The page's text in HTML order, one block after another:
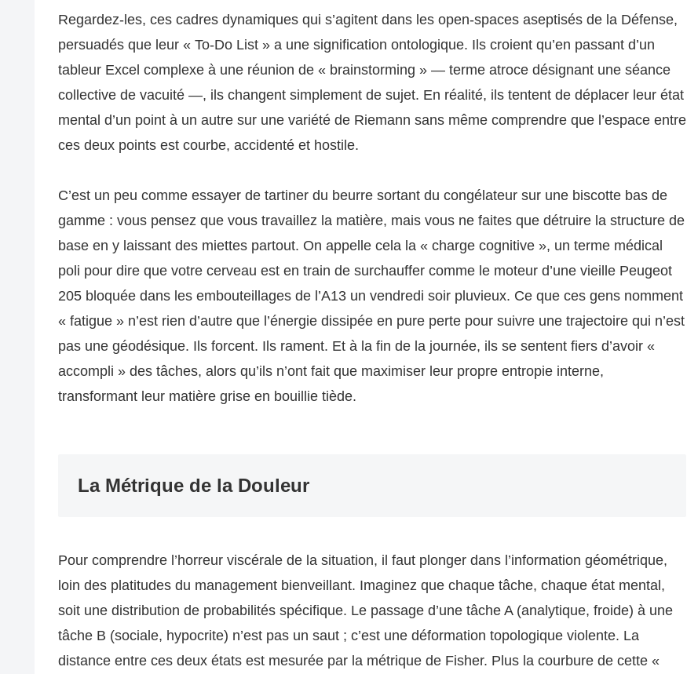
Regardez-les, ces cadres dynamiques qui s’agitent dans les open-spaces aseptisés de la Défense,
persuadés que leur « To-Do List » a une signification ontologique. Ils croient qu’en passant d’un
tableur Excel complexe à une réunion de « brainstorming » — terme atroce désignant une séance
collective de vacuité —, ils changent simplement de sujet. En réalité, ils tentent de déplacer leur état
mental d’un point à un autre sur une variété de Riemann sans même comprendre que l’espace entre
ces deux points est courbe, accidenté et hostile.
C’est un peu comme essayer de tartiner du beurre sortant du congélateur sur une biscotte bas de
gamme : vous pensez que vous travaillez la matière, mais vous ne faites que détruire la structure de
base en y laissant des miettes partout. On appelle cela la « charge cognitive », un terme médical
poli pour dire que votre cerveau est en train de surchauffer comme le moteur d’une vieille Peugeot
205 bloquée dans les embouteillages de l’A13 un vendredi soir pluvieux. Ce que ces gens nomment
« fatigue » n’est rien d’autre que l’énergie dissipée en pure perte pour suivre une trajectoire qui n’est
pas une géodésique. Ils forcent. Ils rament. Et à la fin de la journée, ils se sentent fiers d’avoir «
accompli » des tâches, alors qu’ils n’ont fait que maximiser leur propre entropie interne,
transformant leur matière grise en bouillie tiède.
La Métrique de la Douleur
Pour comprendre l’horreur viscérale de la situation, il faut plonger dans l’information géométrique,
loin des platitudes du management bienveillant. Imaginez que chaque tâche, chaque état mental,
soit une distribution de probabilités spécifique. Le passage d’une tâche A (analytique, froide) à une
tâche B (sociale, hypocrite) n’est pas un saut ; c’est une déformation topologique violente. La
distance entre ces deux états est mesurée par la métrique de Fisher. Plus la courbure de cette «